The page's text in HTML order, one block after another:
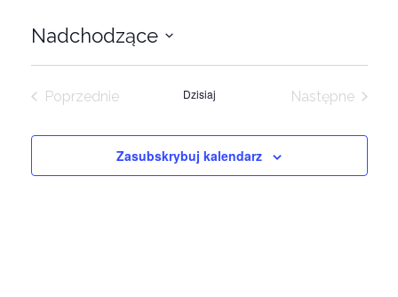
Nadchodzące
Poprzednie
Dzisiaj
Następne
Zasubskrybuj kalendarz